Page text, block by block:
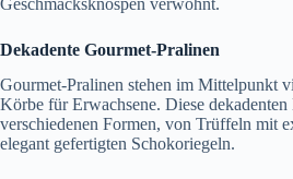
Dekadente Gourmet-Pralinen
Gourmet-Pralinen stehen im Mittelpunkt
Körbe für Erwachsene. Diese
verschiedenen Formen, von Trüffeln mit
elegant gefertigten Schokoriegeln.